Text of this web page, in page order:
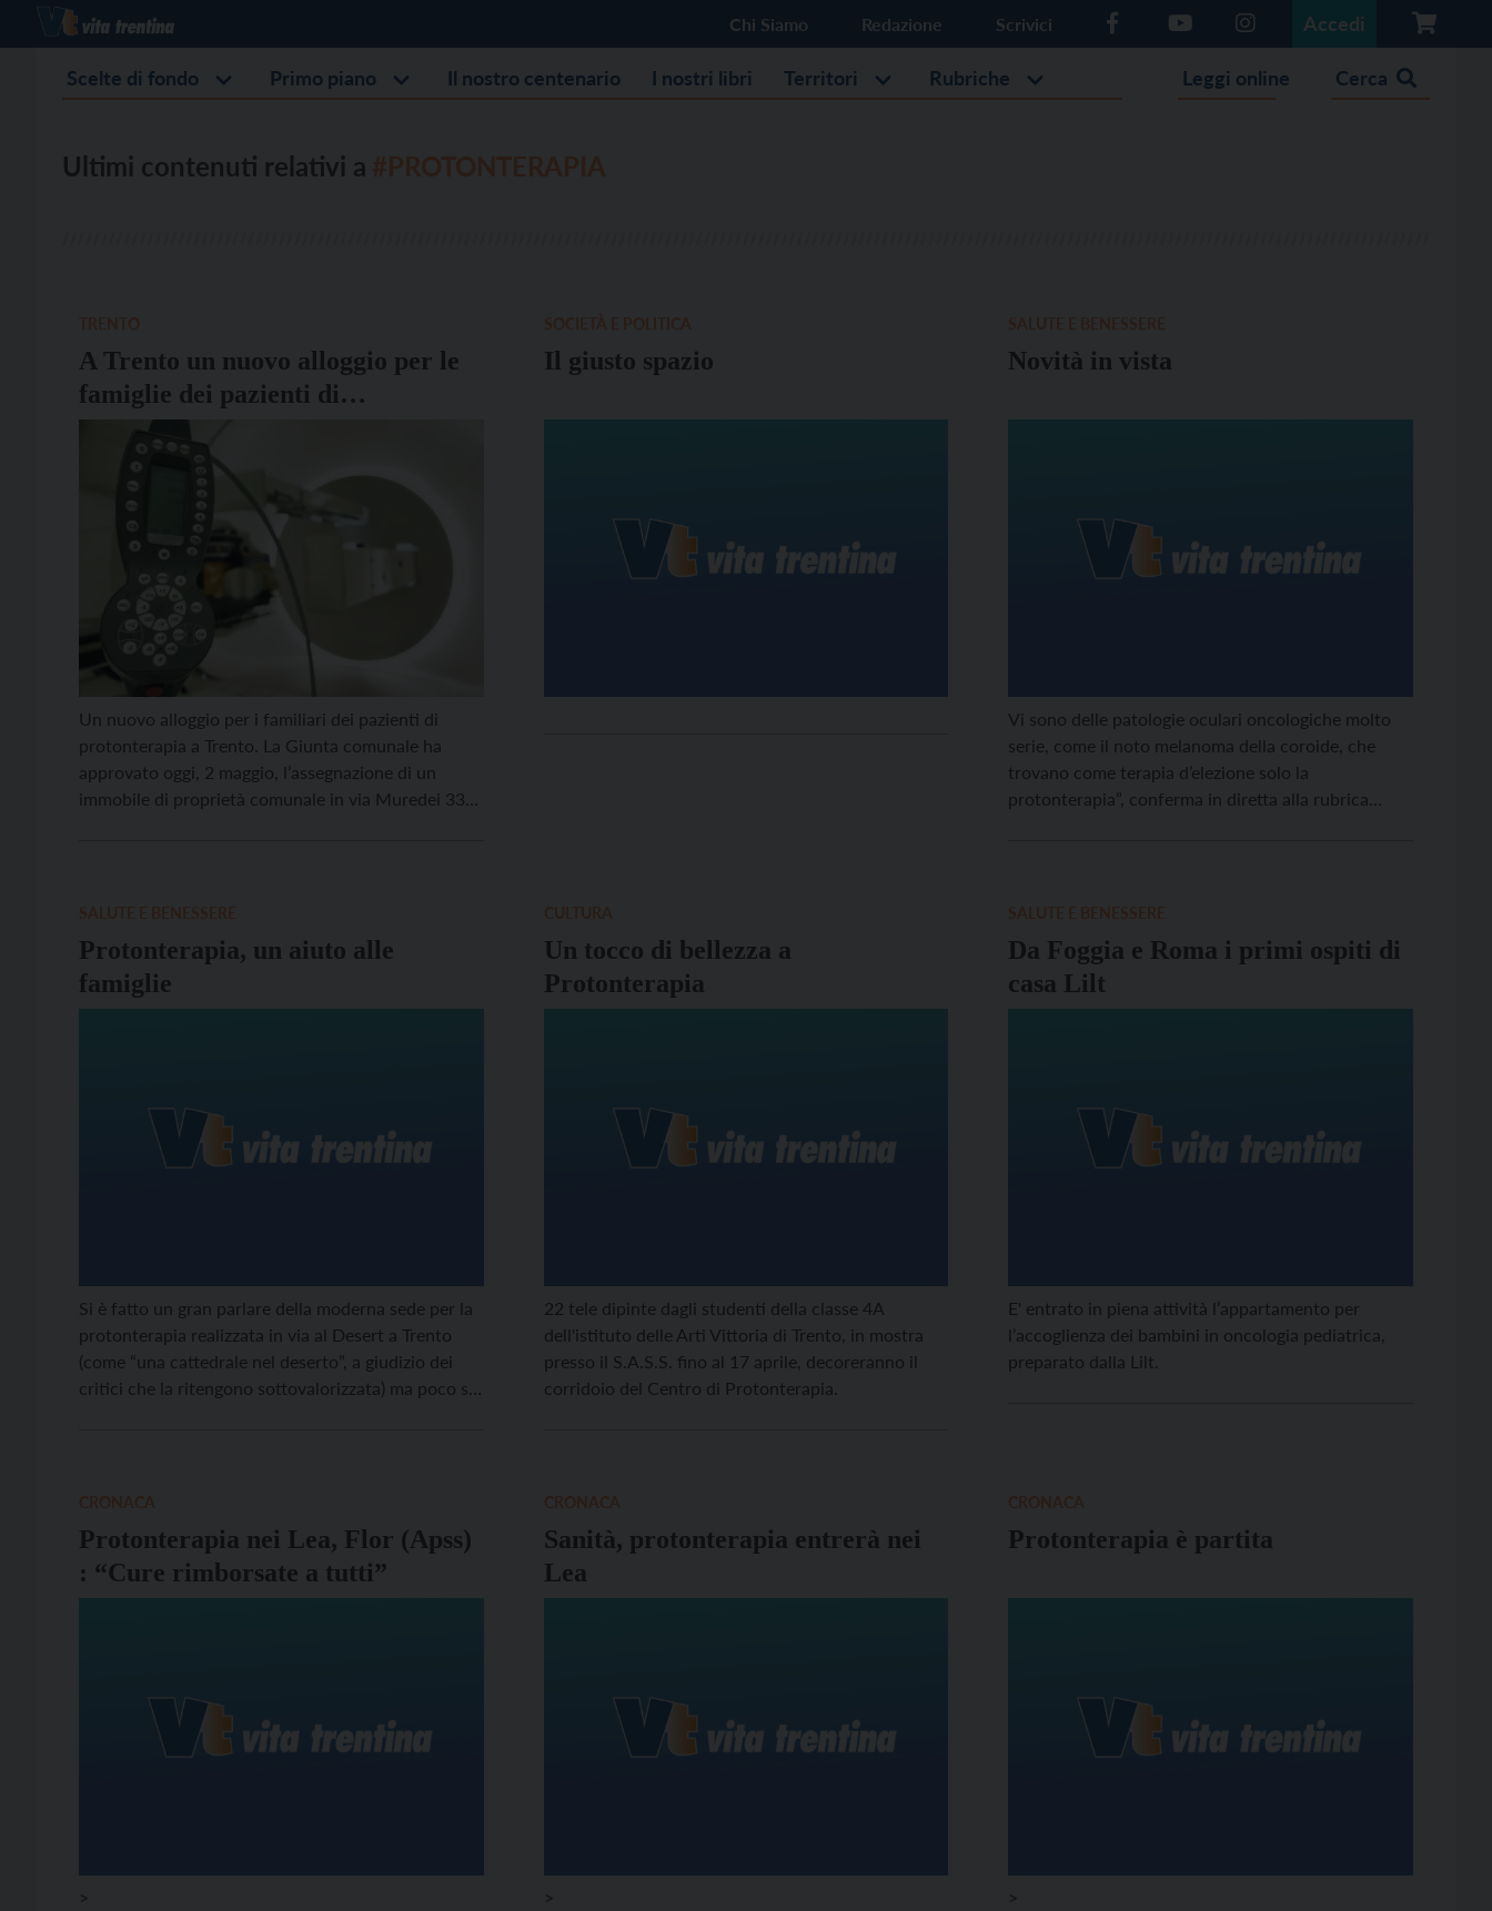
Chi Siamo Redazione Scrivici Accedi
Scelte di fondo Primo piano Il nostro centenario I nostri libri Territori Rubriche Leggi online Cerca
Ultimi contenuti relativi a
A Trento un nuovo alloggio per le
famiglie dei pazienti di
Protonterapia
Un nuovo alloggio per i familiari dei pazienti di
protonterapia a Trento. La Giunta comunale ha
approvato oggi, 2 maggio, l’assegnazione di un
immobile di proprietà comunale in via Muredei 33
Il giusto spazio Novità in vista
Vi sono delle patologie oculari oncologiche molto
serie, come il noto melanoma della coroide, che
trovano come terapia d’elezione solo la
protonterapia”, conferma in diretta alla rubrica
Protonterapia, un aiuto alle
famiglie
Si è fatto un gran parlare della moderna sede per la
protonterapia realizzata in via al Desert a Trento
(come “una cattedrale nel deserto”, a giudizio dei
critici che la ritengono sottovalorizzata) ma poco si
Un tocco di bellezza a
Protonterapia
22 tele dipinte dagli studenti della classe 4A
dell'istituto delle Arti Vittoria di Trento, in mostra
presso il S.A.S.S. fino al 17 aprile, decoreranno il
corridoio del Centro di Protonterapia.
Da Foggia e Roma i primi ospiti di
casa Lilt
E' entrato in piena attività l’appartamento per
l’accoglienza dei bambini in oncologia pediatrica,
preparato dalla Lilt.
Protonterapia nei Lea, Flor (Apss)
: “Cure rimborsate a tutti”
>
Sanità, protonterapia entrerà nei
Lea
>
Protonterapia è partita
>